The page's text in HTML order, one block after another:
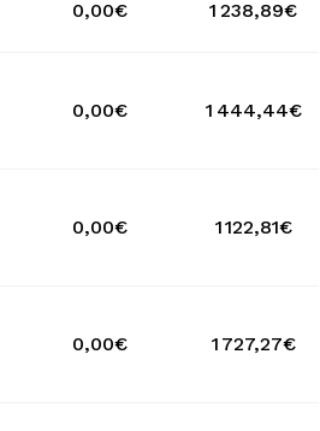
0,00€ 1 238,89€
0,00€ 1 444,44€
0,00€ 1 122,81€
0,00€ 1 727,27€